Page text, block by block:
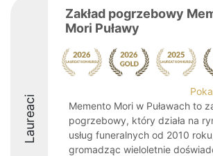
Laureaci
Zakład pogrzebowy
Mori Puławy
Memento Mori w Puławach to
pogrzebowy, który działa na
usług funeralnych od 2010
gromadząc wieloletnie